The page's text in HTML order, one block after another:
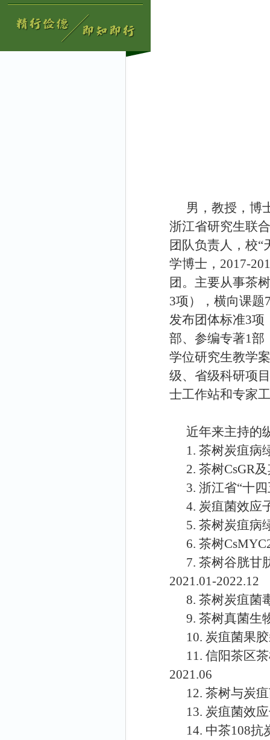
男，教授，博
浙江省研究生联
团队负责人，校“
学博士， 2017-
团。主要从事茶
3项），横向课题
发布团体标准3项
部、参编专著1部
学位研究生教学
级、省级科研项目
士工作站和专家
近年来主持的
1. 茶树炭疽病
2. 茶树CsGR
3. 浙江省“十
4. 炭疽菌效应
5. 茶树炭疽病
6. 茶树
7. 茶树谷胱甘
2021.01-2022.12
8. 茶树炭疽菌
9. 茶树真菌生
10. 炭疽菌果
11. 信阳茶区
2021.06
12. 茶树与炭
13. 炭疽菌效
14. 中茶108抗